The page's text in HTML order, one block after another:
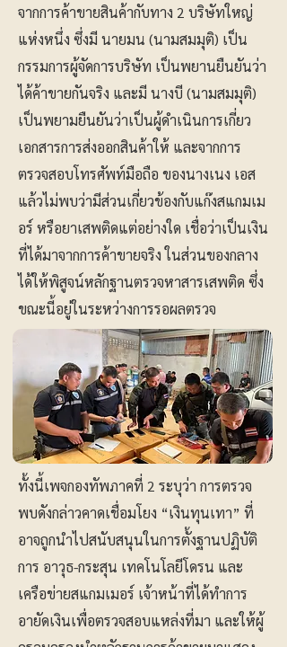
จากการค้าขายสินค้ากับทาง 2 บริษัทใหญ่
แห่งหนึ่ง ซึ่งมี นายมน (นามสมมุติ) เป็น
กรรมการผู้จัดการบริษัท เป็นพยานยืนยันว่า
ได้ค้าขายกันจริง และมี นางบี (นามสมมุติ)
เป็นพยามยืนยันว่าเป็นผู้ดำเนินการเกี่ยว
เอกสารการส่งออกสินค้าให้ และจากการ
ตรวจสอบโทรศัพท์มือถือ ของนางเนง เอส
แล้วไม่พบว่ามีส่วนเกี่ยวข้องกับแก๊งสแกมเม
อร์ หรือยาเสพติดแต่อย่างใด เชื่อว่าเป็นเงิน
ที่ได้มาจากการค้าขายจริง ในส่วนของกลาง
ได้ให้พิสูจน์หลักฐานตรวจหาสารเสพติด ซึ่ง
ขณะนี้อยู่ในระหว่างการรอผลตรวจ
ทั้งนี้เพจกองทัพภาคที่ 2 ระบุว่า การตรวจ
พบดังกล่าวคาดเชื่อมโยง “เงินทุนเทา” ที่
อาจถูกนำไปสนับสนุนในการตั้งฐานปฏิบัติ
การ อาวุธ-กระสุน เทคโนโลยีโดรน และ
เครือข่ายสแกมเมอร์ เจ้าหน้าที่ได้ทำการ
อายัดเงินเพื่อตรวจสอบแหล่งที่มา และให้ผู้